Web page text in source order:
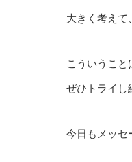
大きく考えて
こういうこと
ぜひトライし
今日もメッセ